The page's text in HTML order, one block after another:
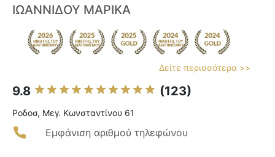
ΙΩΑΝΝΙΔΟΥ ΜΑΡΙΚΑ
Δείτε περισσότερα >>
9.8 (123)
Ροδοσ, Μεγ. Κωνσταντίνου 61
Εμφάνιση αριθμού τηλεφώνου